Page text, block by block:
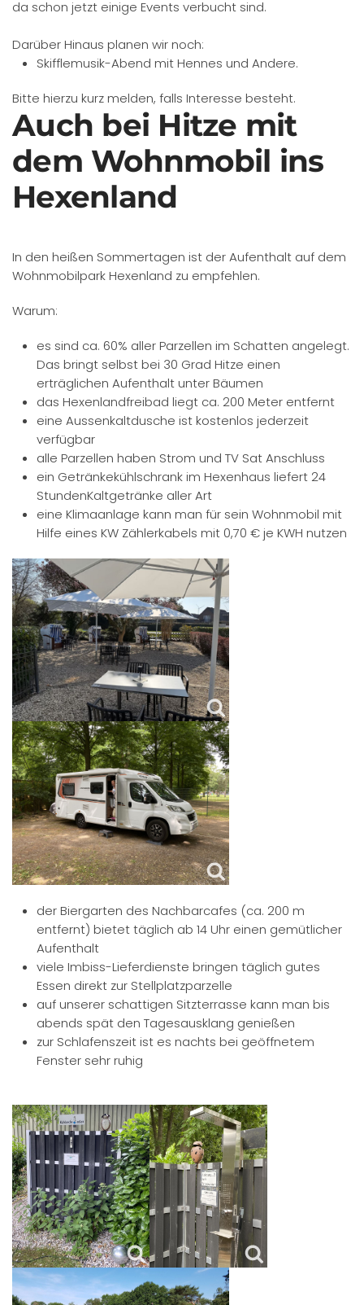
da schon jetzt einige Events verbucht sind.
Darüber Hinaus planen wir noch:
Skifflemusik-Abend mit Hennes und Andere.
Bitte hierzu kurz melden, falls Interesse besteht.
Auch bei Hitze mit
dem Wohnmobil ins
Hexenland
In den heißen Sommertagen ist der Aufenthalt auf dem
Wohnmobilpark Hexenland zu empfehlen.
Warum:
es sind ca. 60% aller Parzellen im Schatten angelegt.
Das bringt selbst bei 30 Grad Hitze einen
erträglichen Aufenthalt unter Bäumen
das Hexenlandfreibad liegt ca. 200 Meter entfernt
eine Aussenkaltdusche ist kostenlos jederzeit
verfügbar
alle Parzellen haben Strom und TV Sat Anschluss
ein Getränkekühlschrank im Hexenhaus liefert 24
StundenKaltgetränke aller Art
eine Klimaanlage kann man für sein Wohnmobil mit
Hilfe eines KW Zählerkabels mit 0,70 € je KWH nutzen
der Biergarten des Nachbarcafes (ca. 200 m
entfernt) bietet täglich ab 14 Uhr einen gemütlicher
Aufenthalt
viele Imbiss-Lieferdienste bringen täglich gutes
Essen direkt zur Stellplatzparzelle
auf unserer schattigen Sitzterrasse kann man bis
abends spät den Tagesausklang genießen
zur Schlafenszeit ist es nachts bei geöffnetem
Fenster sehr ruhig